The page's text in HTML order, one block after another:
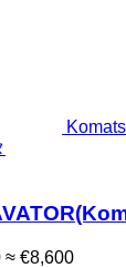
≈ €8,600